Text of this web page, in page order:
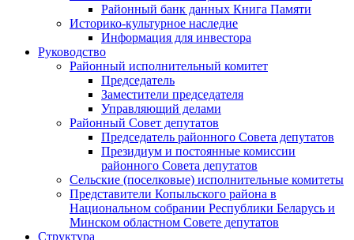
Районный банк данных Книга Памяти
Историко-культурное наследие
Информация для инвестора
Руководство
Районный исполнительный комитет
Председатель
Заместители председателя
Управляющий делами
Районный Совет депутатов
Председатель районного Совета депутатов
Президиум и постоянные комиссии
районного Совета депутатов
Сельские (поселковые) исполнительные комитеты
Представители Копыльского района в
Национальном собрании Республики Беларусь и
Минском областном Совете депутатов
Структура